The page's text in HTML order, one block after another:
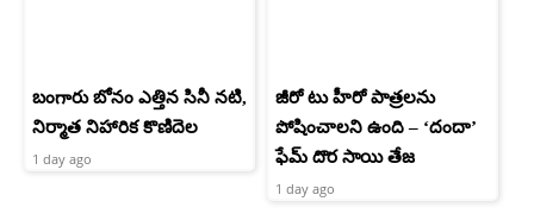
బంగారు బోనం ఎత్తిన సినీ నటి,
నిర్మాత నిహారిక కొణిదెల
1 day ago
జీరో టు హీరో పాత్రలను
పోషించాలని ఉంది – ‘దందా’
ఫేమ్ దొర సాయి తేజ
1 day ago